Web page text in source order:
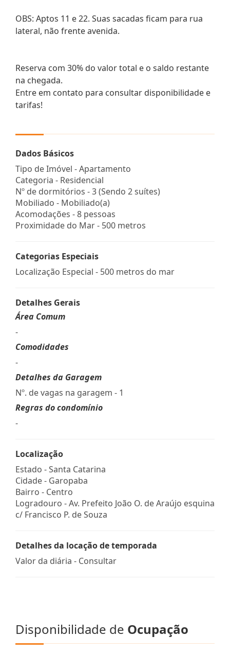
OBS: Aptos 11 e 22. Suas sacadas ficam para rua
lateral, não frente avenida.
Reserva com 30% do valor total e o saldo restante
na chegada.
Entre em contato para consultar disponibilidade e
tarifas!
Dados Básicos
Tipo de Imóvel - Apartamento
Categoria - Residencial
Nº de dormitórios - 3 (Sendo 2 suítes)
Mobiliado - Mobiliado(a)
Acomodações - 8 pessoas
Proximidade do Mar - 500 metros
Categorias Especiais
Localização Especial - 500 metros do mar
Detalhes Gerais
Área Comum
-
Comodidades
-
Detalhes da Garagem
Nº. de vagas na garagem - 1
Regras do condomínio
-
Localização
Estado -Santa Catarina
Cidade - Garopaba
Bairro - Centro
Logradouro -Av. Prefeito João O. de Araújo esquina
c/ Francisco P. de Souza
Detalhes da locação de temporada
Valor da diária - Consultar
Disponibilidade de Ocupação